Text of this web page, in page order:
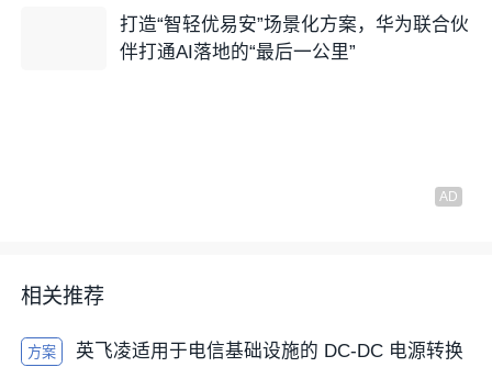
打造“智轻优易安”场景化方案，华为联合伙
伴打通AI落地的“最后一公里”
相关推荐
方案
英飞凌适用于电信基础设施的 DC-DC 电源转换